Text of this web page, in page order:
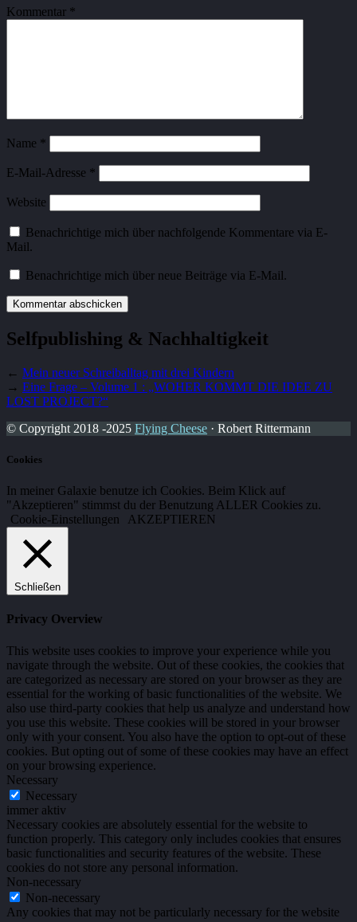
Kommentar *
Name *
E-Mail-Adresse *
Website
Benachrichtige mich über nachfolgende Kommentare via E-
Mail.
Benachrichtige mich über neue Beiträge via E-Mail.
Selfpublishing & Nachhaltigkeit
← Mein neuer Schreiballtag mit drei Kindern
→ Eine Frage – Volume 1 : „WOHER KOMMT DIE IDEE ZU
LOST PROJECT?“
© Copyright 2018 -2025 Flying Cheese · Robert Rittermann
Cookies
In meiner Galaxie benutze ich Cookies. Beim Klick auf
"Akzeptieren" stimmst du der Benutzung ALLER Cookies zu.
Cookie-Einstellungen
AKZEPTIEREN
Schließen
Privacy Overview
This website uses cookies to improve your experience while you
navigate through the website. Out of these cookies, the cookies that
are categorized as necessary are stored on your browser as they are
essential for the working of basic functionalities of the website. We
also use third-party cookies that help us analyze and understand how
you use this website. These cookies will be stored in your browser
only with your consent. You also have the option to opt-out of these
cookies. But opting out of some of these cookies may have an effect
on your browsing experience.
Necessary
Necessary
immer aktiv
Necessary cookies are absolutely essential for the website to
function properly. This category only includes cookies that ensures
basic functionalities and security features of the website. These
cookies do not store any personal information.
Non-necessary
Non-necessary
Any cookies that may not be particularly necessary for the website